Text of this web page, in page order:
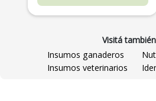
Visitá
Insumos ganaderos
Insumos veterinarios